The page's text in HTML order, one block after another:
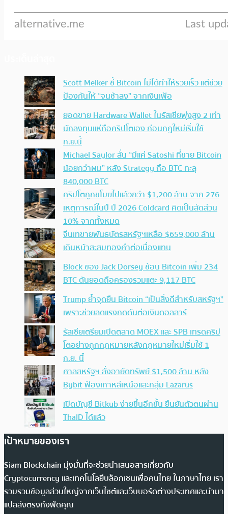
Scott Melker ชี้ Bitcoin ไม่ได้ทำให้รวยเร็ว แต่ช่วย
ป้องกันให้ “จนช้าลง” จากเงินเฟ้อ
ยอดขาย Hardware Wallet ในรัสเซียพุ่งสูง 2 เท่า
นักลงทุนแห่ถือคริปโตเอง ก่อนกฎใหม่เริ่มใช้
ก.ย.นี้
Michael Saylor ลั่น “มีแค่ Satoshi ที่ขาย Bitcoin
น้อยกว่าผม” หลัง Strategy ถือ BTC ทะลุ
840,000 BTC
คริปโตถูกขโมยไปแล้วกว่า $1,200 ล้าน จาก 276
เหตุการณ์ในปี ปี 2026 Coldcard คิดเป็นสัดส่วน
10% จากทั้งหมด
จีนเทขายพันธบัตรสหรัฐฯเหลือ $659,000 ล้าน
เดินหน้าสะสมทองคำต่อเนื่องแทน
Block ของ Jack Dorsey ช้อน Bitcoin เพิ่ม 234
BTC ดันยอดถือครองรวมแตะ 9,117 BTC
Trump ย้ำจุดยืน Bitcoin “เป็นสิ่งดีสำหรับสหรัฐฯ”
เพราะช่วยลดแรงกดดันต่อเงินดอลลาร์
รัสเซียเตรียมเปิดตลาด MOEX และ SPB เทรดคริป
โตอย่างถูกกฎหมายหลังกฎหมายใหม่เริ่มใช้ 1
ก.ย. นี้
ศาลสหรัฐฯ สั่งอายัดทรัพย์ $1,500 ล้าน หลัง
Bybit ฟ้องเกาหลีเหนือและกลุ่ม Lazarus
เปิดบัญชี Bitkub ง่ายขึ้นอีกขั้น ยืนยันตัวตนผ่าน
ThaID ได้แล้ว
เป้าหมายของเรา
Siam Blockchain มุ่งมั่นที่จะช่วยนำเสนอสารเกี่ยวกับ
Cryptocurrency และเทคโนโลยีบล็อกเชนเพื่อคนไทย ในภาษาไทย เรา
รวบรวมข้อมูลส่วนใหญ่จากเว็บไซต์และเว็บบอร์ดต่างประเทศและนำมา
แปลส่งตรงถึงฟีดคุณ